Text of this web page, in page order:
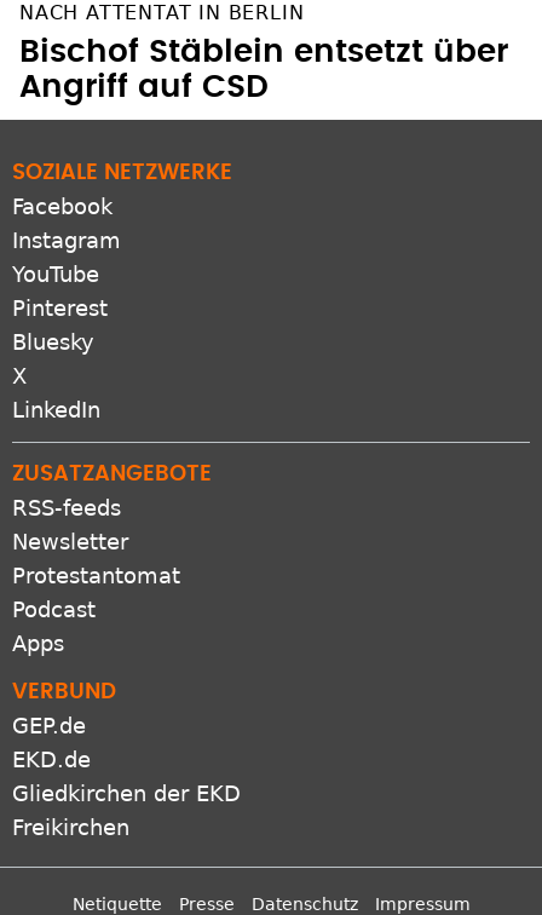
NACH ATTENTAT IN BERLIN
Bischof Stäblein entsetzt über
Angriff auf CSD
SOZIALE NETZWERKE
Facebook
Instagram
YouTube
Pinterest
Bluesky
X
LinkedIn
ZUSATZANGEBOTE
RSS-feeds
Newsletter
Protestantomat
Podcast
Apps
VERBUND
GEP.de
EKD.de
Gliedkirchen der EKD
Freikirchen
Netiquette Presse Datenschutz Impressum